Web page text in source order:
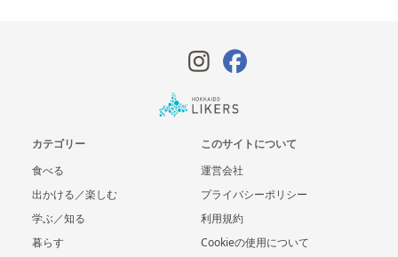
カテゴリー
食べる
出かける／楽しむ
学ぶ／知る
暮らす
このサイトについて
運営会社
プライバシーポリシー
利用規約
Cookieの使用について